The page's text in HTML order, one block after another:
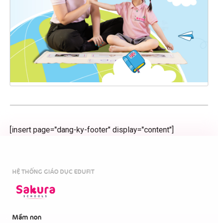
[insert page="dang-ky-footer" display="content"]
HỆ THỐNG GIÁO DỤC EDUFIT
Mầm non